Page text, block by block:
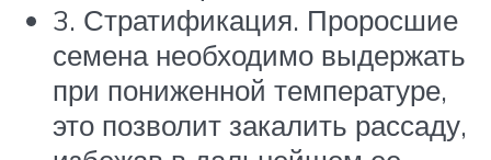
3. Стратификация. Проросшие
семена необходимо выдержать
при пониженной температуре,
это позволит закалить рассаду,